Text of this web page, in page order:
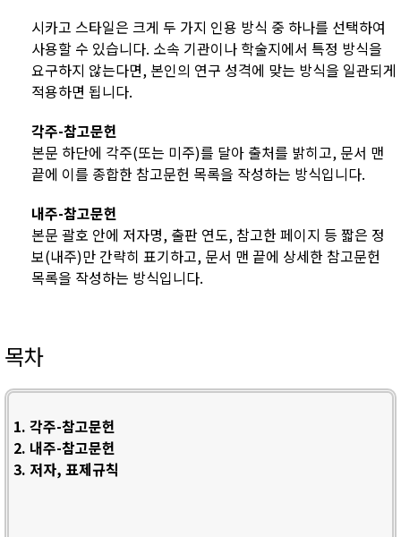
시카고 스타일은 크게 두 가지 인용 방식 중 하나를 선택하여
사용할 수 있습니다. 소속 기관이나 학술지에서 특정 방식을
요구하지 않는다면, 본인의 연구 성격에 맞는 방식을 일관되게
적용하면 됩니다.
각주-참고문헌
본문 하단에 각주(또는 미주)를 달아 출처를 밝히고, 문서 맨
끝에 이를 종합한 참고문헌 목록을 작성하는 방식입니다.
내주-참고문헌
본문 괄호 안에 저자명, 출판 연도, 참고한 페이지 등 짧은 정
보(내주)만 간략히 표기하고, 문서 맨 끝에 상세한 참고문헌
목록을 작성하는 방식입니다.
목차
1. 각주-참고문헌
2. 내주-참고문헌
3. 저자, 표제규칙